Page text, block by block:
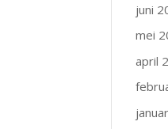
juni
mei
april